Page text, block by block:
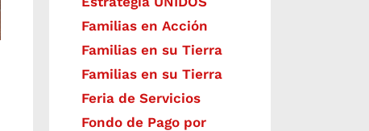
Familias en Acción
Familias en su Tierra
Familias en su Tierra
Feria de Servicios
Fondo de Pago por